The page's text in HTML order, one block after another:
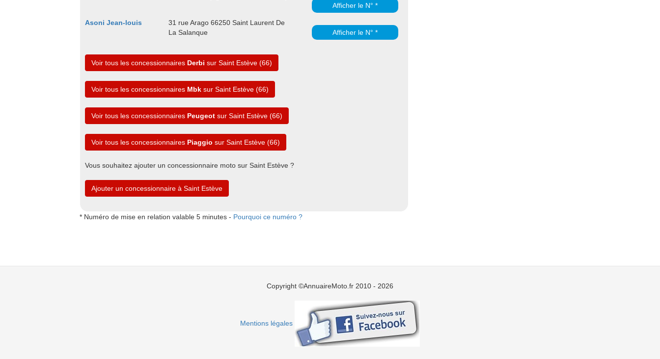
Afficher le N° *
Asoni Jean-louis
31 rue Arago 66250 Saint Laurent De
La Salanque
Afficher le N° *
Voir tous les concessionnaires Derbi sur Saint Estève (66)
Voir tous les concessionnaires Mbk sur Saint Estève (66)
Voir tous les concessionnaires Peugeot sur Saint Estève (66)
Voir tous les concessionnaires Piaggio sur Saint Estève (66)
Vous souhaitez ajouter un concessionnaire moto sur Saint Estève ?
Ajouter un concessionnaire à Saint Estève
* Numéro de mise en relation valable 5 minutes - Pourquoi ce numéro ?
Copyright ©AnnuaireMoto.fr 2010 - 2026
Mentions légales